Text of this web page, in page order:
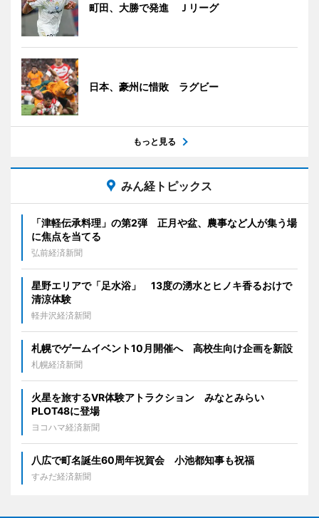
町田、大勝で発進 Ｊリーグ
日本、豪州に惜敗 ラグビー
もっと見る
みん経トピックス
「津軽伝承料理」の第2弾 正月や盆、農事など人が集う場
に焦点を当てる
弘前経済新聞
星野エリアで「足水浴」 13度の湧水とヒノキ香るおけで
清涼体験
軽井沢経済新聞
札幌でゲームイベント10月開催へ 高校生向け企画を新設
札幌経済新聞
火星を旅するVR体験アトラクション みなとみらい
PLOT48に登場
ヨコハマ経済新聞
八広で町名誕生60周年祝賀会 小池都知事も祝福
すみだ経済新聞